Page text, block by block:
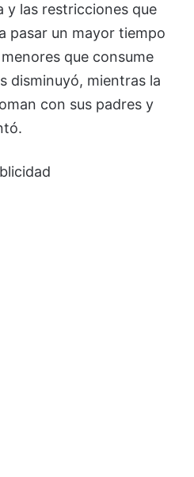
y las restricciones que
pasar un mayor tiempo
que consume
disminuyó, mientras la
con sus padres y